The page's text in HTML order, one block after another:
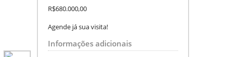
R$680.000,00
Agende já sua visita!
Informações adicionais